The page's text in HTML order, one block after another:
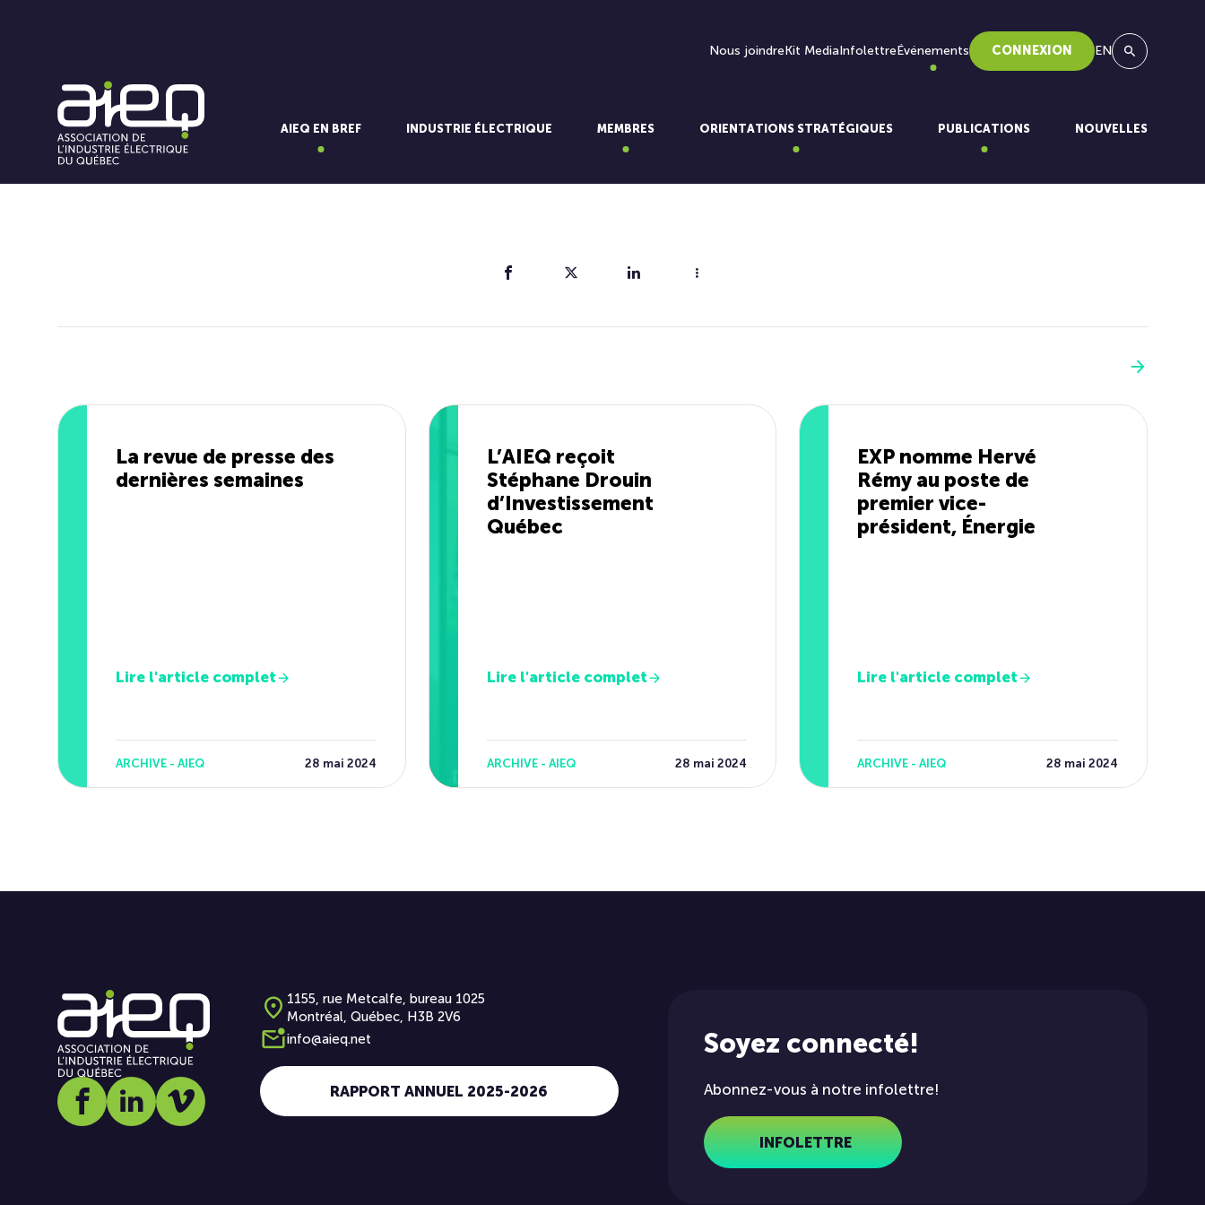
Nous joindreKit MediaInfolettreÉvénements CONNEXION EN
AIEQ EN BREF INDUSTRIE ÉLECTRIQUE MEMBRES ORIENTATIONS STRATÉGIQUES PUBLICATIONS NOUVELLES
La revue de presse des
dernières semaines
Lire l'article complet
ARCHIVE - AIEQ 28 mai 2024
L’AIEQ reçoit
Stéphane Drouin
d’Investissement
Québec
Lire l'article complet
ARCHIVE - AIEQ 28 mai 2024
EXP nomme Hervé
Rémy au poste de
premier vice-
président, Énergie
Lire l'article complet
ARCHIVE - AIEQ 28 mai 2024
Social media link icon-facebook
Social media link icon-linkedin
Social media link icon-vimeo
1155, rue Metcalfe, bureau 1025
Montréal, Québec, H3B 2V6
info@aieq.net
RAPPORT ANNUEL 2025-2026
Soyez connecté!
Abonnez-vous à notre infolettre!
INFOLETTRE